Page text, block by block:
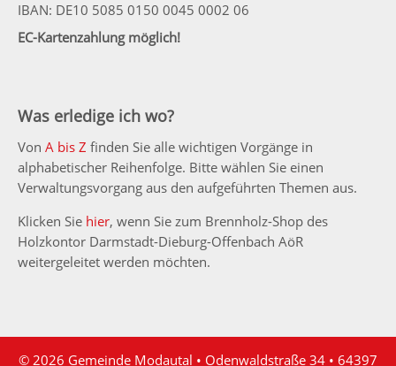
IBAN: DE10 5085 0150 0045 0002 06
EC-Kartenzahlung möglich!
Was erledige ich wo?
Von A bis Z finden Sie alle wichtigen Vorgänge in
alphabetischer Reihenfolge. Bitte wählen Sie einen
Verwaltungsvorgang aus den aufgeführten Themen aus.
Klicken Sie hier, wenn Sie zum Brennholz-Shop des
Holzkontor Darmstadt-Dieburg-Offenbach AöR
weitergeleitet werden möchten.
© 2026 Gemeinde Modautal • Odenwaldstraße 34 • 64397